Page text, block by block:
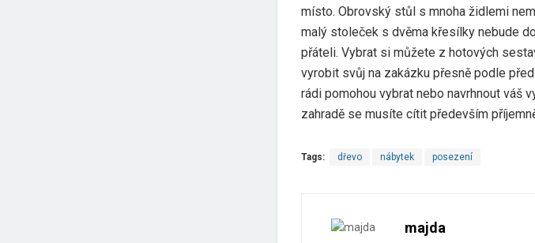
místo. Obrovský stůl s mnoha židlemi
malý stoleček s dvěma křesílky nebude
přáteli. Vybrat si můžete z hotových
vyrobit svůj na zakázku přesně podle
rádi pomohou vybrat nebo navrhnout váš
zahradě se musíte cítit především
Tags: dřevo nábytek posezení
majda